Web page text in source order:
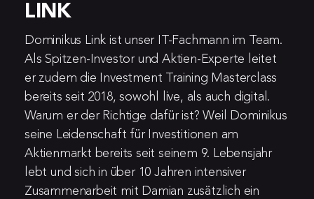
LINK
Dominikus Link ist unser IT-Fachmann im Team.
Als Spitzen-Investor und Aktien-Experte leitet
er zudem die Investment Training Masterclass
bereits seit 2018, sowohl live, als auch digital.
Warum er der Richtige dafür ist? Weil Dominikus
seine Leidenschaft für Investitionen am
Aktienmarkt bereits seit seinem 9. Lebensjahr
lebt und sich in über 10 Jahren intensiver
Zusammenarbeit mit Damian zusätzlich ein